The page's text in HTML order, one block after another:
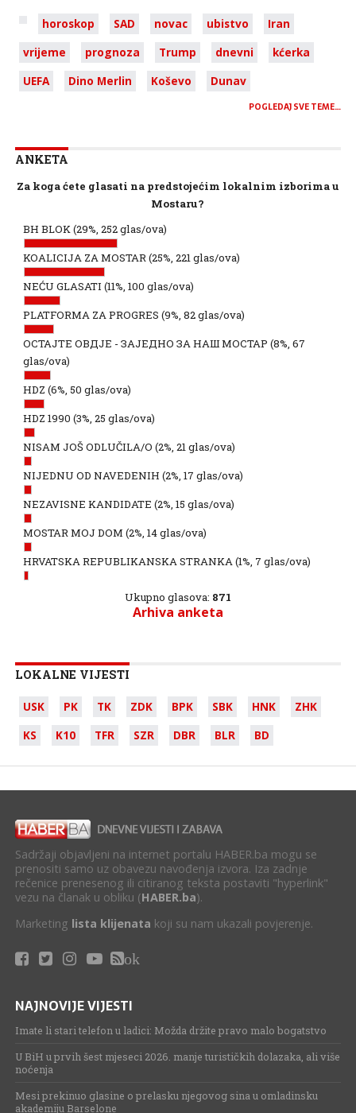
horoskop SAD novac ubistvo
Iran
vrijeme
prognoza Trump dnevni
kćerka
UEFA
Dino Merlin Koševo Dunav
POGLEDAJ SVE TEME…
ANKETA
Za koga ćete glasati na predstojećim lokalnim izborima u
Mostaru?
BH BLOK(29%, 252 glas/ova)
KOALICIJA ZA MOSTAR(25%, 221 glas/ova)
NEĆU GLASATI (11%, 100 glas/ova)
PLATFORMA ZA PROGRES (9%, 82 glas/ova)
ОСТАЈТЕ ОВДЈЕ - ЗАЈЕДНО ЗА НАШ МОСТАР (8%, 67
glas/ova)
HDZ (6%, 50 glas/ova)
HDZ 1990 (3%, 25 glas/ova)
NISAM JOŠ ODLUČILA/O (2%, 21 glas/ova)
NIJEDNU OD NAVEDENIH (2%, 17 glas/ova)
NEZAVISNE KANDIDATE (2%, 15 glas/ova)
MOSTAR MOJ DOM (2%, 14 glas/ova)
HRVATSKA REPUBLIKANSKA STRANKA(1%, 7 glas/ova)
Ukupno glasova: 871
Arhiva anketa
LOKALNE VIJESTI
USK PK TK ZDK BPK SBK HNK
ZHK
KS
K10 TFR SZR DBR BLR BD
Sadržaji objavljeni na internet portalu HABER.ba mogu se
prenositi samo uz obavezu navođenja izvora. Iza zadnje
rečenice prenesenog ili citiranog teksta postaviti "hyperlink"
vezu na članak u obliku (HABER.ba).
Marketing lista klijenata koji su nam ukazali povjerenje.
ok
NAJNOVIJE VIJESTI
Imate li stari telefon u ladici: Možda držite pravo malo bogatstvo
U BiH u prvih šest mjeseci 2026. manje turističkih dolazaka, ali više
noćenja
Mesi prekinuo glasine o prelasku njegovog sina u omladinsku
akademiju Barselone